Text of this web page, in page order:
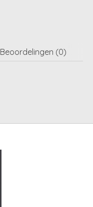
Beoordelingen (0)